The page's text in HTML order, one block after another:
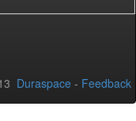
Duraspace - Feedback